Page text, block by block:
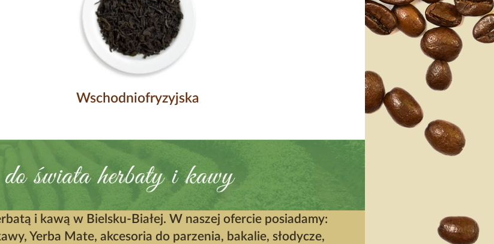
Wschodniofryzyjska
i kawą w Bielsku-Białej. W naszej ofercie posiadamy:
Yerba Mate, akcesoria do parzenia, bakalie, słodycze,